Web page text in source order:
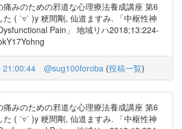
痛みのための邪道な心理療法養成講座 第6
( ˙▿˙ )y 粳間剛, 仙道ますみ. 「中枢性神
Pain」 地域リハ2018;13:224-
21:00:44 @sug100foroba (投稿一覧)
痛みのための邪道な心理療法養成講座 第6
( ˙▿˙ )y 粳間剛, 仙道ますみ. 「中枢性神